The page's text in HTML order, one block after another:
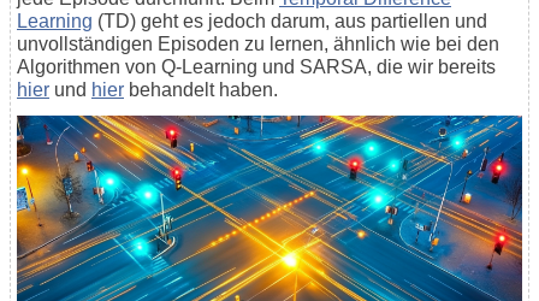
Learning (TD) geht es jedoch darum, aus partiellen und
unvollständigen Episoden zu lernen, ähnlich wie bei den
Algorithmen von Q-Learning und SARSA, die wir bereits
hier und hier behandelt haben.